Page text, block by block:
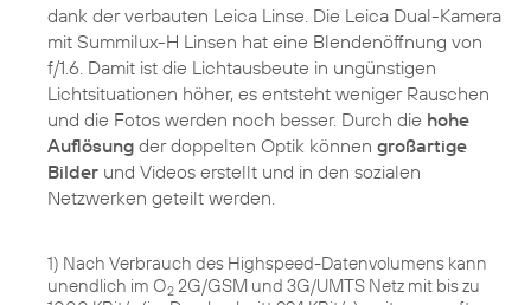
dank der verbauten Leica Linse. Die Leica Dual-Kamera
mit Summilux-H Linsen hat eine Blendenöffnung von
f/1.6. Damit ist die Lichtausbeute in ungünstigen
Lichtsituationen höher, es entsteht weniger Rauschen
und die Fotos werden noch besser. Durch die hohe
Auflösung der doppelten Optik können großartige
Bilder und Videos erstellt und in den sozialen
Netzwerken geteilt werden.
1) Nach Verbrauch des Highspeed-Datenvolumens kann
unendlich im O2 2G/GSM und 3G/UMTS Netz mit bis zu